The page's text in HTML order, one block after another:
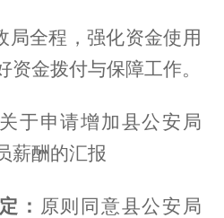
局全程，强化资金使用
资金拨付与保障工作。
于申请增加县公安局
薪酬的汇报
： 原则同意县公安局